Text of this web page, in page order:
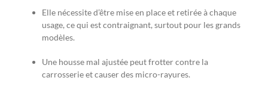
Elle nécessite d’être mise en place et retirée à chaque
usage, ce qui est contraignant, surtout pour les grands
modèles.
Une housse mal ajustée peut frotter contre la
carrosserie et causer des micro-rayures.